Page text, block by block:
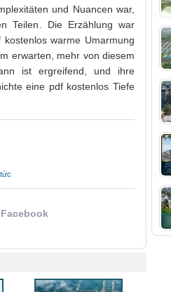
und Nuancen war,
Teilen. Die Erzählung war
warme Umarmung
erwarten, mehr von diesem
ist ergreifend, und ihre
eine pdf kostenlos Tiefe
Facebook